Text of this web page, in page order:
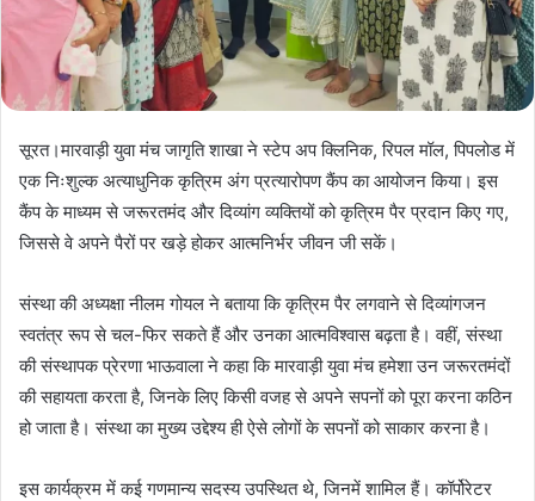
सूरत।मारवाड़ी युवा मंच जागृति शाखा ने स्टेप अप क्लिनिक, रिपल मॉल, पिपलोड में
एक निःशुल्क अत्याधुनिक कृत्रिम अंग प्रत्यारोपण कैंप का आयोजन किया। इस
कैंप के माध्यम से जरूरतमंद और दिव्यांग व्यक्तियों को कृत्रिम पैर प्रदान किए गए,
जिससे वे अपने पैरों पर खड़े होकर आत्मनिर्भर जीवन जी सकें।
संस्था की अध्यक्षा नीलम गोयल ने बताया कि कृत्रिम पैर लगवाने से दिव्यांगजन
स्वतंत्र रूप से चल-फिर सकते हैं और उनका आत्मविश्वास बढ़ता है। वहीं, संस्था
की संस्थापक प्रेरणा भाऊवाला ने कहा कि मारवाड़ी युवा मंच हमेशा उन जरूरतमंदों
की सहायता करता है, जिनके लिए किसी वजह से अपने सपनों को पूरा करना कठिन
हो जाता है। संस्था का मुख्य उद्देश्य ही ऐसे लोगों के सपनों को साकार करना है।
इस कार्यक्रम में कई गणमान्य सदस्य उपस्थित थे, जिनमें शामिल हैं। कॉर्पोरेटर